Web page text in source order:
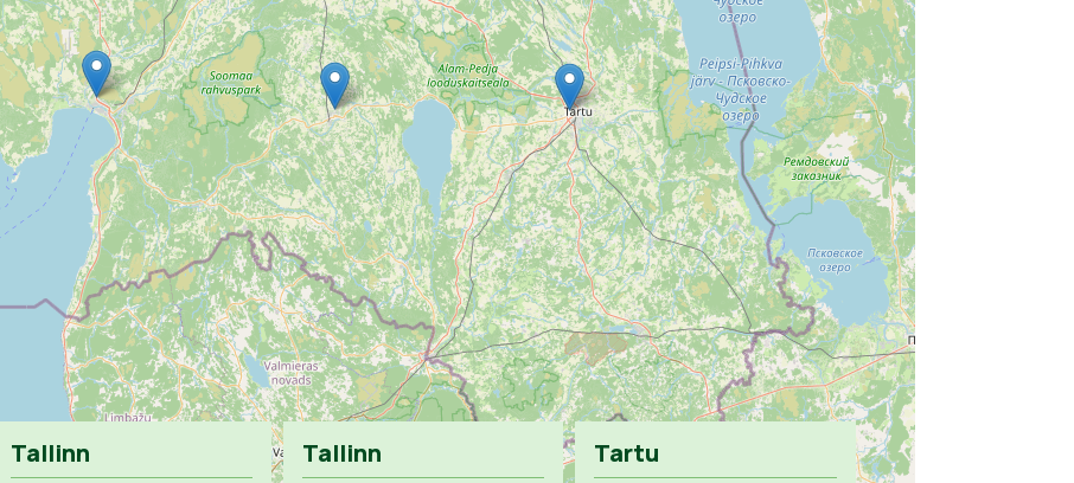
Tallinn Tallinn Tartu